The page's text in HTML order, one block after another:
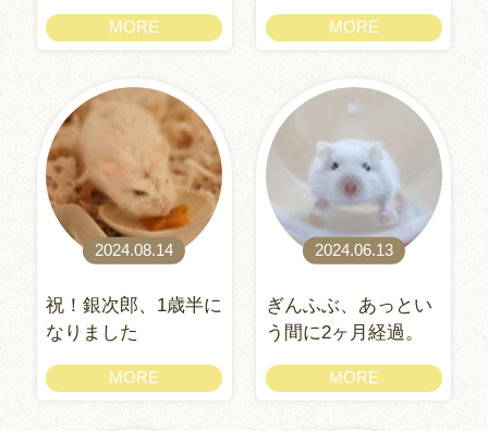
MORE MORE
2024.08.14
祝！銀次郎、1歳半に
なりました
MORE
2024.06.13
ぎんふぶ、あっとい
う間に2ヶ月経過。
MORE